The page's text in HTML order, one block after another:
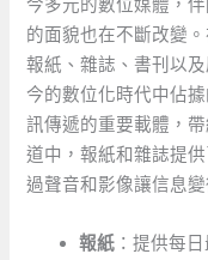
今多元的數位媒體，
的面貌也在不斷改變
報紙、雜誌、書刊以
今的數位化時代中佔
訊傳遞的重要載體，
道中，報紙和雜誌提
過聲音和影像讓信息
報紙 ：提供每